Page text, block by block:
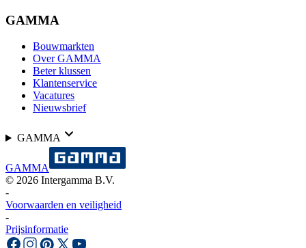
GAMMA
Bouwmarkten
Over GAMMA
Beter klussen
Klantenservice
Vacatures
Nieuwsbrief
GAMMA
GAMMA
© 2026 Intergamma B.V.
-
Voorwaarden en veiligheid
-
Prijsinformatie